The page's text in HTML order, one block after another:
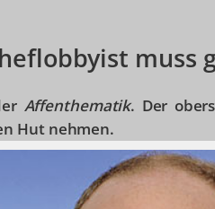
muss
Affenthematik. Der
Hut nehmen.